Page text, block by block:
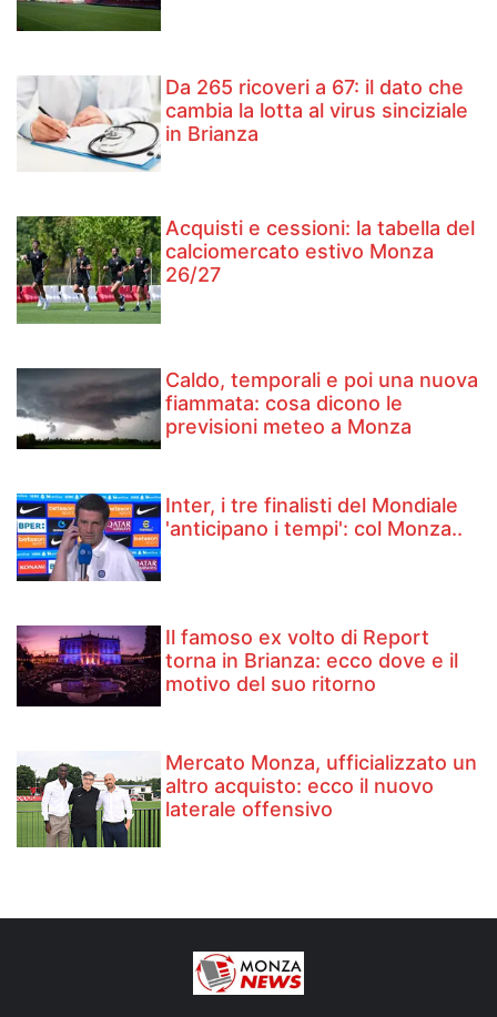
Da 265 ricoveri a 67: il dato che
cambia la lotta al virus sinciziale
in Brianza
Acquisti e cessioni: la tabella del
calciomercato estivo Monza
26/27
Caldo, temporali e poi una nuova
fiammata: cosa dicono le
previsioni meteo a Monza
Inter, i tre finalisti del Mondiale
'anticipano i tempi': col Monza..
Il famoso ex volto di Report
torna in Brianza: ecco dove e il
motivo del suo ritorno
Mercato Monza, ufficializzato un
altro acquisto: ecco il nuovo
laterale offensivo